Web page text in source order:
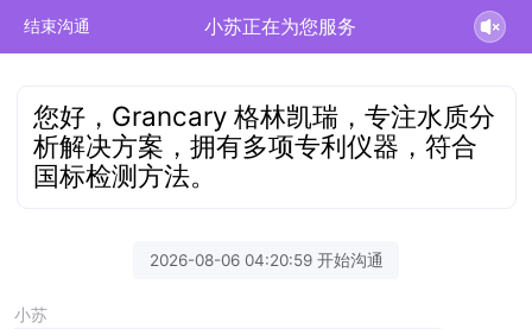
结束沟通 小苏正在为您服务
您好，Grancary 格林凯瑞，专注水质分
析解决方案，拥有多项专利仪器，符合
国标检测方法。
2026-08-06 04:20:59 开始沟通
小苏